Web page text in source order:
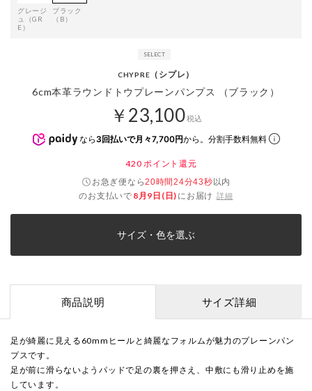
グレージ
ュ（GR
E）
ブラック
（B）
CHYPRE （シプレ）
6cm本革ラウンドトウプレーンパンプス （ブラック）
￥23,100税込
なら 3回払いで月々7,700円から。分割手数料無料
420 ポイント還元
お急ぎ便なら20時間24分43秒以内
のお支払いで 8月9日(日) にお届け 詳細
サイズ・色を選ぶ
商品説明 サイズ詳細
足が綺麗に見える60mmヒールと綺麗なフォルムが魅力のプレーンパン
プスです。
足が前に滑らないようパッドで足の裏を押さえ、中敷にも滑り止めを施
しています。